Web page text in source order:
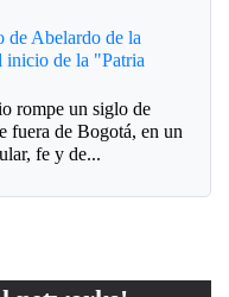
de Abelardo de la
inicio de la "Patria
rompe un siglo de
fuera de Bogotá, en un
fe y de...